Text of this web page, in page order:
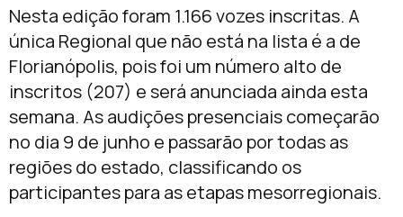
Nesta edição foram 1.166 vozes inscritas. A
única Regional que não está na lista é a de
Florianópolis, pois foi um número alto de
inscritos (207) e será anunciada ainda esta
semana. As audições presenciais começarão
no dia 9 de junho e passarão por todas as
regiões do estado, classificando os
participantes para as etapas mesorregionais.